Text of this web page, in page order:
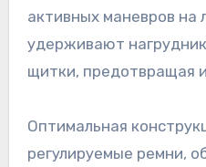
активных маневров на
удерживают
щитки, предотвращая
Оптимальная
регулируемые ремни,